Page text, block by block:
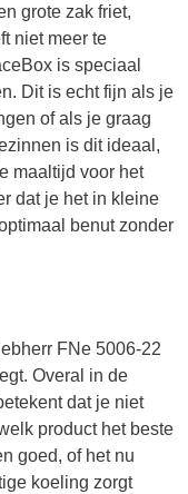
grote zak friet,
niet meer te
is speciaal
Dit is echt fijn als je
of als je graag
is dit ideaal,
maaltijd voor het
dat je het in kleine
benut zonder
FNe 5006-22
Overal in de
dat je niet
product het beste
goed, of het nu
koeling zorgt